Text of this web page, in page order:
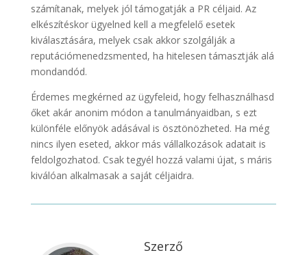
számítanak, melyek jól támogatják a PR céljaid. Az
elkészítéskor ügyelned kell a megfelelő esetek
kiválasztására, melyek csak akkor szolgálják a
reputációmenedzsmented, ha hitelesen támasztják alá
mondandód.
Érdemes megkérned az ügyfeleid, hogy felhasználhasd
őket akár anonim módon a tanulmányaidban, s ezt
különféle előnyök adásával is ösztönözheted. Ha még
nincs ilyen eseted, akkor más vállalkozások adatait is
feldolgozhatod. Csak tegyél hozzá valami újat, s máris
kiválóan alkalmasak a saját céljaidra.
Szerző